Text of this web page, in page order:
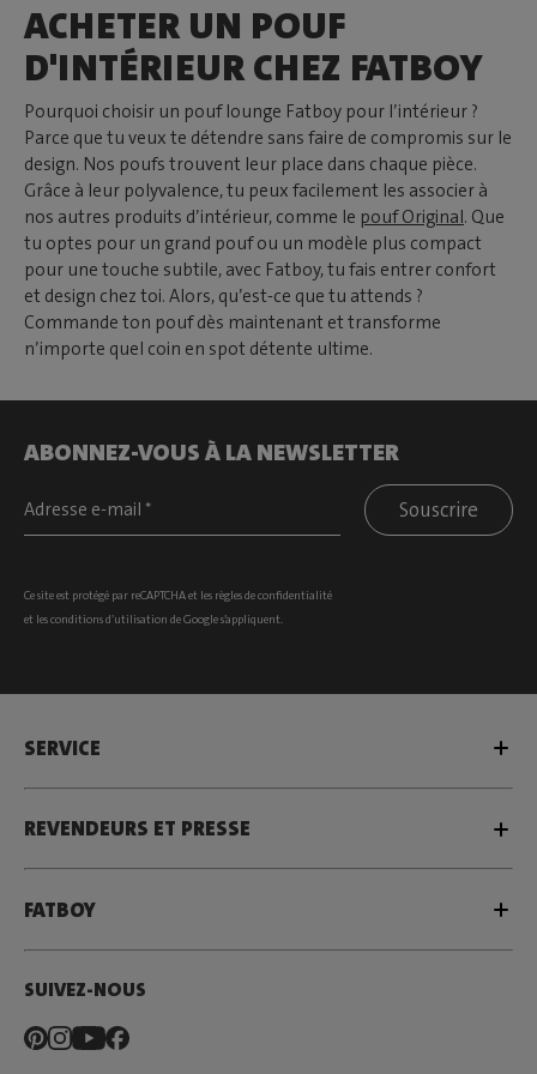
ACHETER UN POUF
D'INTÉRIEUR CHEZ FATBOY
Pourquoi choisir un pouf lounge Fatboy pour l’intérieur ?
Parce que tu veux te détendre sans faire de compromis sur le
design. Nos poufs trouvent leur place dans chaque pièce.
Grâce à leur polyvalence, tu peux facilement les associer à
nos autres produits d’intérieur, comme le pouf Original. Que
tu optes pour un grand pouf ou un modèle plus compact
pour une touche subtile, avec Fatboy, tu fais entrer confort
et design chez toi. Alors, qu’est-ce que tu attends ?
Commande ton pouf dès maintenant et transforme
n’importe quel coin en spot détente ultime.
ABONNEZ-VOUS À LA NEWSLETTER
Souscrire
Ce site est protégé par reCAPTCHA et les règles de confidentialité
et lesconditions d’utilisation de Google s’appliquent.
SERVICE
REVENDEURS ET PRESSE
FATBOY
SUIVEZ-NOUS